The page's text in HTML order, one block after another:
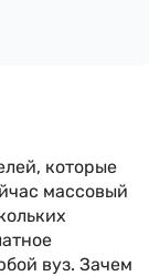
которые
массовый
вуз. Зачем